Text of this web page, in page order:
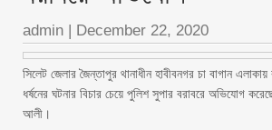
admin | December 22, 2020
সিলেট জেলার জৈন্তাপুর থানাধীন হাবীবনগর চা বাগান
ধর্ষনের ঘটনার বিচার চেয়ে পুলিশ সুপার বরাবরে অভিযোগ
আলী।